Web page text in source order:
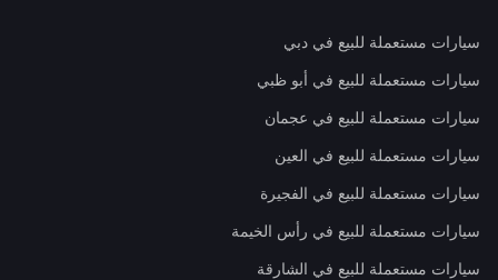
سيارات مستعملة للبيع في دبي
سيارات مستعملة للبيع في أبو ظبي
سيارات مستعملة للبيع في عجمان
سيارات مستعملة للبيع في العين
سيارات مستعملة للبيع في الفجيرة
سيارات مستعملة للبيع في رأس الخيمة
سيارات مستعملة للبيع في الشارقة